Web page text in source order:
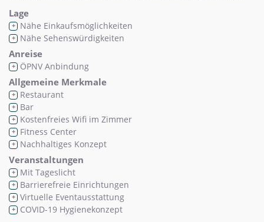
Lage
+ Nähe Einkaufsmöglichkeiten
+ Nähe Sehenswürdigkeiten
Anreise
+ ÖPNV Anbindung
Allgemeine Merkmale
+ Restaurant
+ Bar
+ Kostenfreies Wifi im Zimmer
+ Fitness Center
+ Nachhaltiges Konzept
Veranstaltungen
+ Mit Tageslicht
+ Barrierefreie Einrichtungen
+ Virtuelle Eventausstattung
+ COVID-19 Hygienekonzept